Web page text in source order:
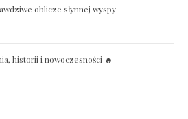
oblicze słynnej wyspy
historii i nowoczesności 🔥